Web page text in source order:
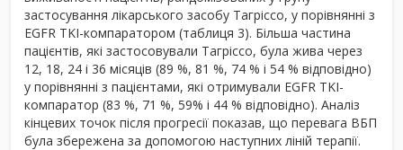
застосування лікарського засобу Тагріссо, у порівнянні з
EGFR TKІ-компаратором (таблиця 3). Більша частина
пацієнтів, які застосовували Тагріссо, була жива через
12, 18, 24 і 36 місяців (89 %, 81 %, 74 % і 54 % відповідно)
у порівнянні з пацієнтами, які отримували EGFR TKI-
компаратор (83 %, 71 %, 59% і 44 % відповідно). Аналіз
кінцевих точок після прогресії показав, що перевага ВБП
була збережена за допомогою наступних ліній терапії.